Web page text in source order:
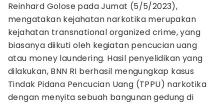
Reinhard Golose pada Jumat (5/5/2023),
mengatakan kejahatan narkotika merupakan
kejahatan transnational organized crime, yang
biasanya diikuti oleh kegiatan pencucian uang
atau money laundering. Hasil penyelidikan yang
dilakukan, BNN RI berhasil mengungkap kasus
Tindak Pidana Pencucian Uang (TPPU) narkotika
dengan menyita sebuah bangunan gedung di